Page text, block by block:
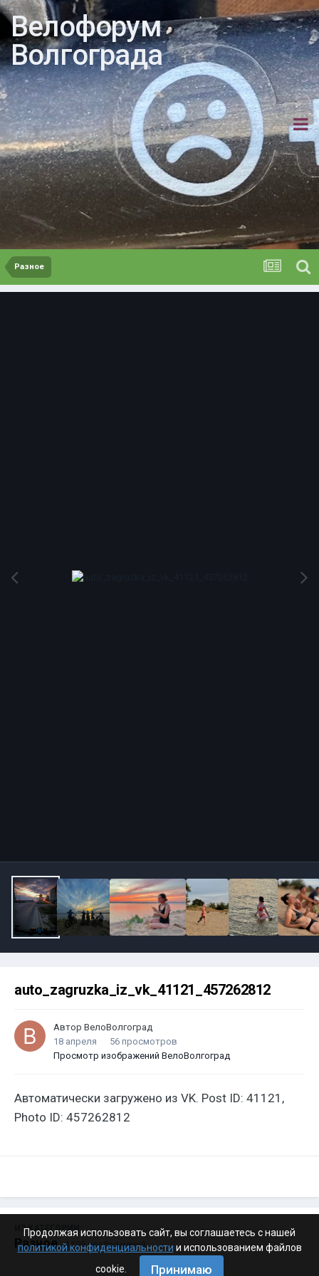
Велофорум
Волгограда
Разное
auto_zagruzka_iz_vk_41121_457262812
Автор ВелоВолгоград
18 апреля
56 просмотров
Просмотр изображений ВелоВолгоград
Автоматически загружено из VK. Post ID: 41121,
Photo ID: 457262812
ИЗ КАТЕГОРИИ:
Разное · 4 199 изображений
Продолжая использовать сайт, вы соглашаетесь с нашей
политикой конфиденциальности и использованием файлов
cookie.
Принимаю